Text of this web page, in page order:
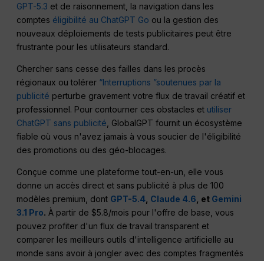
GPT-5.3 et de raisonnement, la navigation dans les
comptes éligibilité au ChatGPT Go ou la gestion des
nouveaux déploiements de tests publicitaires peut être
frustrante pour les utilisateurs standard.
Chercher sans cesse des failles dans les procès
régionaux ou tolérer “Interruptions ”soutenues par la
publicité perturbe gravement votre flux de travail créatif et
professionnel. Pour contourner ces obstacles et utiliser
ChatGPT sans publicité , GlobalGPT fournit un écosystème
fiable où vous n'avez jamais à vous soucier de l'éligibilité
des promotions ou des géo-blocages.
Conçue comme une plateforme tout-en-un, elle vous
donne un accès direct et sans publicité à plus de 100
modèles premium, dont GPT-5.4, Claude 4.6, et Gemini
3.1 Pro. À partir de $5.8/mois pour l'offre de base, vous
pouvez profiter d'un flux de travail transparent et
comparer les meilleurs outils d'intelligence artificielle au
monde sans avoir à jongler avec des comptes fragmentés